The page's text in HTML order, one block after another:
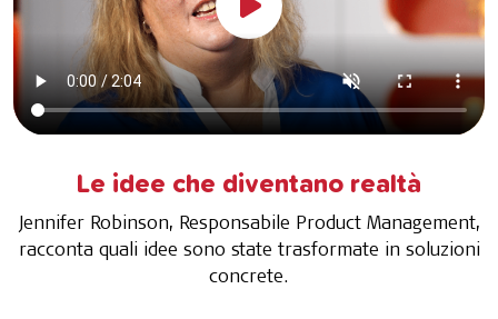
Le idee che diventano realtà
Jennifer Robinson, Responsabile Product Management,
racconta quali idee sono state trasformate in soluzioni
concrete.